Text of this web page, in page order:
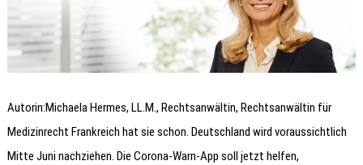
Autorin:Michaela Hermes, LL.M., Rechtsanwältin, Rechtsanwältin für
Medizinrecht Frankreich hat sie schon. Deutschland wird voraussichtlich
Mitte Juni nachziehen. Die Corona-Warn-App soll jetzt helfen,